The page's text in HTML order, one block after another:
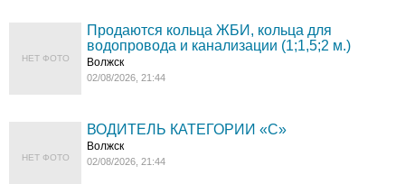
НЕТ ФОТО
Продаются кольца ЖБИ, кольца для
водопровода и канализации (1;1,5;2 м.)
Волжск
02/08/2026, 21:44
НЕТ ФОТО
ВОДИТЕЛЬ КАТЕГОРИИ «C»
Волжск
02/08/2026, 21:44